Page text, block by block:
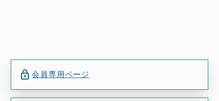
会員専用ページ